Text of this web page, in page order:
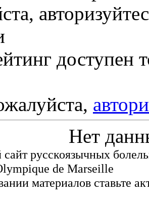
доступен
Нет
русскоязычных
de Marseille
материалов ставьте